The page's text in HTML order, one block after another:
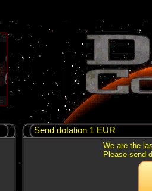
Send dotation 1 EUR
We are the
Please send